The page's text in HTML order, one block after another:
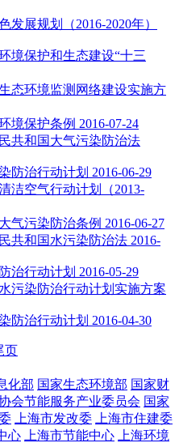
发展规划（2016-2020年）
境保护和生态建设“十三
态环境监测网络建设实施方
境保护条例 2016-07-24
共和国大气污染防治法
防治行动计划 2016-06-29
洁空气行动计划（2013-
气污染防治条例 2016-06-27
共和国水污染防治法 2016-
治行动计划 2016-05-29
污染防治行动计划实施方案
防治行动计划 2016-04-30
页
化部 国家生态环境部 国家财
会节能服务产业委员会 国家
上海市发改委
上海市住建委
心 上海市节能中心
上海环境